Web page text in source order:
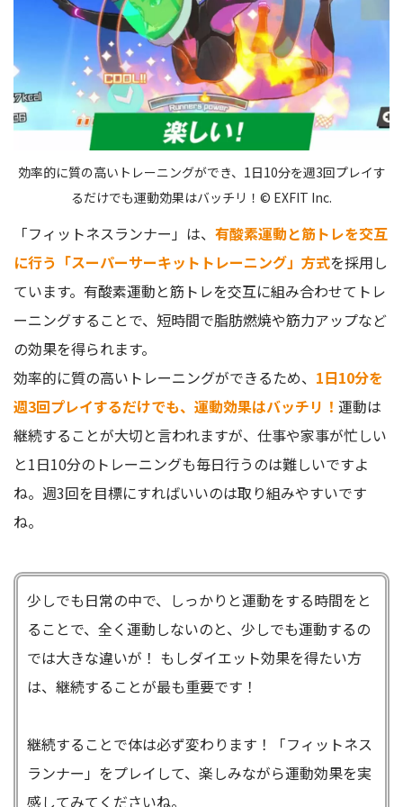
効率的に質の高いトレーニングができ、1日10分を週3回プレイす
るだけでも運動効果はバッチリ！© EXFIT Inc.
「フィットネスランナー」は、 有酸素運動と筋トレを交互
に行う「スーパーサーキットトレーニング」方式を採用し
ています。有酸素運動と筋トレを交互に組み合わせてトレ
ーニングすることで、短時間で脂肪燃焼や筋力アップなど
の効果を得られます。
効率的に質の高いトレーニングができるため、 1日10分を
週3回プレイするだけでも、運動効果はバッチリ！ 運動は
継続することが大切と言われますが、仕事や家事が忙しい
と1日10分のトレーニングも毎日行うのは難しいですよ
ね。週3回を目標にすればいいのは取り組みやすいです
ね。
少しでも日常の中で、しっかりと運動をする時間をと
ることで、全く運動しないのと、少しでも運動するの
では大きな違いが！ もしダイエット効果を得たい方
は、継続することが最も重要です！
継続することで体は必ず変わります！「フィットネス
ランナー」をプレイして、楽しみながら運動効果を実
感してみてくださいね。